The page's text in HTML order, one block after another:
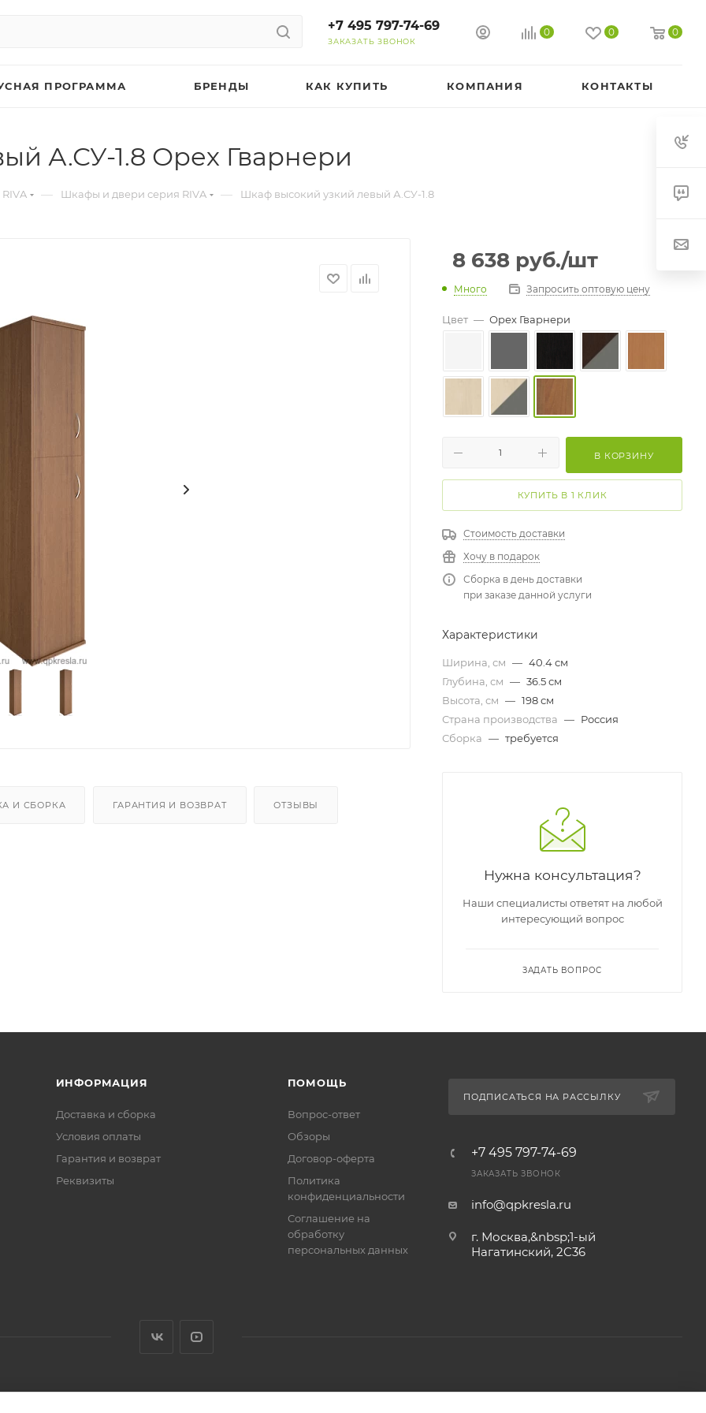
+7 495 797-74-69
ЗАКАЗАТЬ ЗВОНОК
0 0 0
ПРОГРАММА БРЕНДЫ КАК КУПИТЬ КОМПАНИЯ КОНТАКТЫ
А.СУ-1.8 Орех Гварнери
— Шкафы и двери серия RIVA — Шкаф высокий узкий левый А.СУ-1.8
И СБОРКА ГАРАНТИЯ И ВОЗВРАТ ОТЗЫВЫ
8 638 руб./шт
Много Запросить оптовую цену
Цвет — Орех Гварнери
В КОРЗИНУ
КУПИТЬ В 1 КЛИК
Стоимость доставки
Хочу в подарок
Сборка в день доставки
при заказе данной услуги
Характеристики
Ширина, см — 40.4 см
Глубина, см — 36.5 см
Высота, см — 198 см
Страна производства — Россия
Сборка — требуется
Нужна консультация?
Наши специалисты ответят на любой
интересующий вопрос
ЗАДАТЬ ВОПРОС
ИНФОРМАЦИЯ
Доставка и сборка
Условия оплаты
Гарантия и возврат
Реквизиты
ПОМОЩЬ
Вопрос-ответ
Обзоры
Договор-оферта
Политика
конфиденциальности
Соглашение на
обработку
персональных данных
ПОДПИСАТЬСЯ НА РАССЫЛКУ
+7 495 797-74-69
ЗАКАЗАТЬ ЗВОНОК
info@qpkresla.ru
г. Москва,&nbsp;1-ый
Нагатинский, 2C36